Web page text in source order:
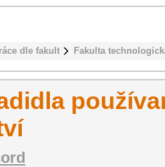
dle fakult Fakulta